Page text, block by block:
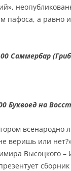
пафоса, а равно
Саммербар
Буквоед на
всенародно
веришь или
Высоцкого –